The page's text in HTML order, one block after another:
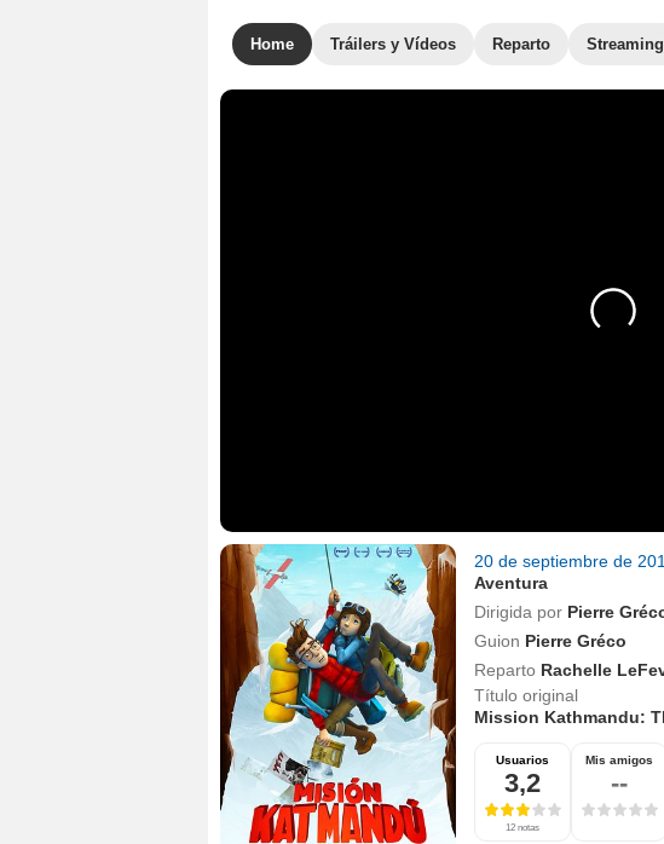
Home Tráilers y Vídeos Reparto Streaming
20 de septiembre de
Aventura
Dirigida por Pierre
Guion Pierre Gréco
Reparto Rachelle
Título original
Mission Kathmandu:
Usuarios
3,2
12 notas
Mis amigos
--